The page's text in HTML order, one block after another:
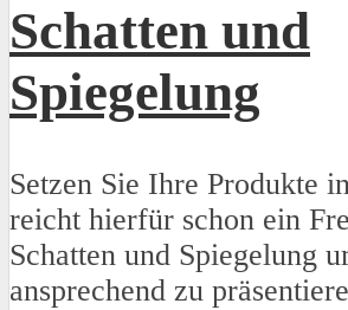
Schatten und
Spiegelung
Setzen Sie Ihre Produkte
reicht hierfür schon ein
Schatten und Spiegelung
ansprechend zu